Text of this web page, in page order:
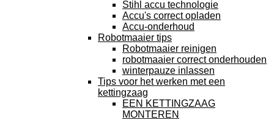
Stihl accu technologie
Accu's correct opladen
Accu-onderhoud
Robotmaaier tips
Robotmaaier reinigen
robotmaaier correct onderhouden
winterpauze inlassen
Tips voor het werken met een
kettingzaag
EEN KETTINGZAAG
MONTEREN